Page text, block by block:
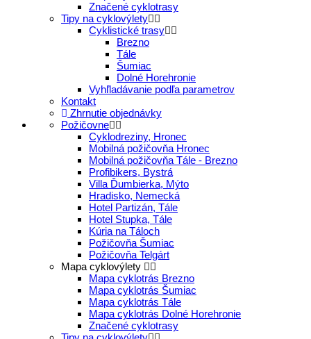
Značené cyklotrasy
Tipy na cyklovýlety
Cyklistické trasy
Brezno
Tále
Šumiac
Dolné Horehronie
Vyhľladávanie podľa parametrov
Kontakt
Zhrnutie objednávky
Požičovne
Cyklodreziny, Hronec
Mobilná požičovňa Hronec
Mobilná požičovňa Tále - Brezno
Profibikers, Bystrá
Villa Ďumbierka, Mýto
Hradisko, Nemecká
Hotel Partizán, Tále
Hotel Stupka, Tále
Kúria na Táloch
Požičovňa Šumiac
Požičovňa Telgárt
Mapa cyklovýlety
Mapa cyklotrás Brezno
Mapa cyklotrás Šumiac
Mapa cyklotrás Tále
Mapa cyklotrás Dolné Horehronie
Značené cyklotrasy